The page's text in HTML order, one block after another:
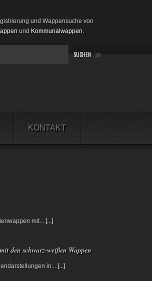
und Wappensuche von
und Kommunalwappen.
KONTAKT
mit... [...]
den schwarz-weißen Wappen
in... [...]